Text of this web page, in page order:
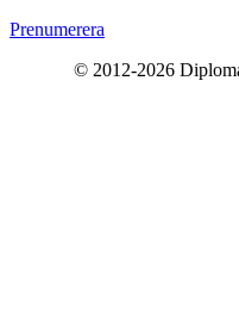
Prenumerera
© 2012-2026